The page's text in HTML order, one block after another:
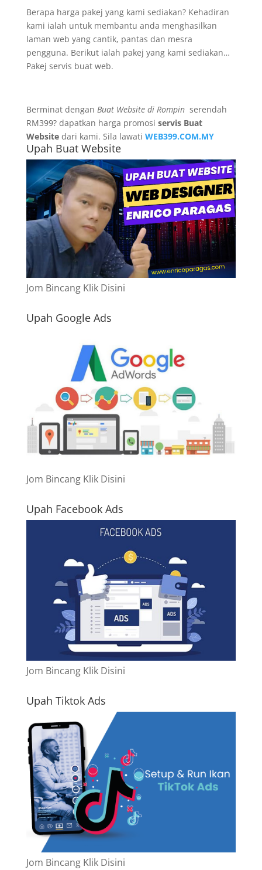
Berapa harga pakej yang kami sediakan? Kehadiran
kami ialah untuk membantu anda menghasilkan
laman web yang cantik, pantas dan mesra
pengguna. Berikut ialah pakej yang kami sediakan…
Pakej servis buat web.
Berminat dengan Buat Website di Rompin serendah
RM399? dapatkan harga promosi servis Buat
Websitedari kami. Sila lawati WEB399.COM.MY
Upah Buat Website
Jom Bincang Klik Disini
Upah Google Ads
Jom Bincang Klik Disini
Upah Facebook Ads
Jom Bincang Klik Disini
Upah Tiktok Ads
Jom Bincang Klik Disini